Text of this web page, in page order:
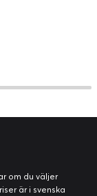
om du väljer
är i svenska